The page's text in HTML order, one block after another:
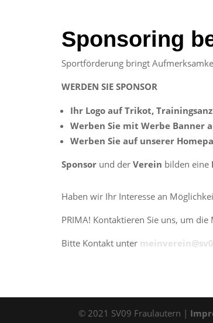
Sponsoring
Sportförderung bringt
WERDEN SIE SPONSOR
Ihr Logo auf Trikot,
Werben Sie mit Werbe Banner
Werben Sie auf unserer
Sponsor und der Verein bilden eine
Haben wir Ihr Interesse an
PRIMA! Kontaktieren Sie uns, um
Bitte Kontakt unter
© 2021 SV09 Fraulautern |